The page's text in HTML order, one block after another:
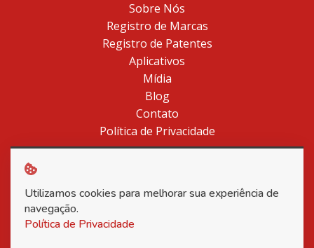
Sobre Nós
Registro de Marcas
Registro de Patentes
Aplicativos
Mídia
Blog
Contato
Política de Privacidade
Copyright © 2026 Associação Nacional dos Inventores -
Todos os direitos reservados.
Utilizamos cookies para melhorar sua experiência de
navegação.
Política de Privacidade